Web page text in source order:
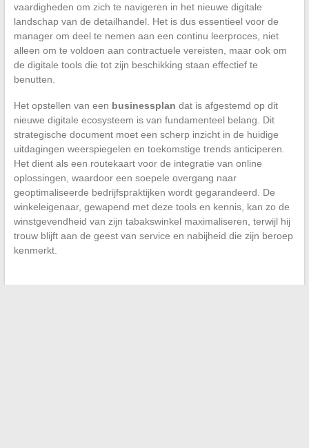
vaardigheden om zich te navigeren in het nieuwe digitale
landschap van de detailhandel. Het is dus essentieel voor de
manager om deel te nemen aan een continu leerproces, niet
alleen om te voldoen aan contractuele vereisten, maar ook om
de digitale tools die tot zijn beschikking staan effectief te
benutten.
Het opstellen van een businessplan dat is afgestemd op dit
nieuwe digitale ecosysteem is van fundamenteel belang. Dit
strategische document moet een scherp inzicht in de huidige
uitdagingen weerspiegelen en toekomstige trends anticiperen.
Het dient als een routekaart voor de integratie van online
oplossingen, waardoor een soepele overgang naar
geoptimaliseerde bedrijfspraktijken wordt gegarandeerd. De
winkeleigenaar, gewapend met deze tools en kennis, kan zo de
winstgevendheid van zijn tabakswinkel maximaliseren, terwijl hij
trouw blijft aan de geest van service en nabijheid die zijn beroep
kenmerkt.